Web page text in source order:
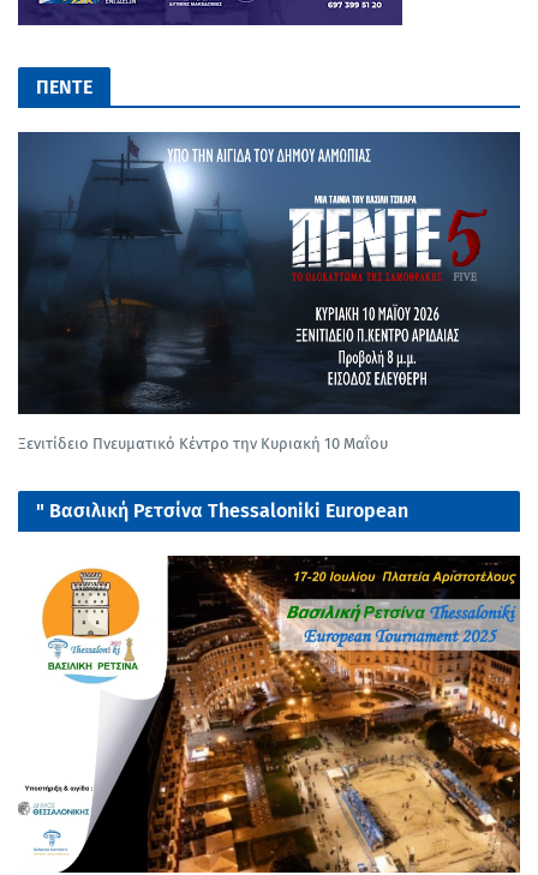
ΠΕΝΤΕ
Ξενιτίδειο Πνευματικό Κέντρο την Κυριακή 10 Μαΐου
" Βασιλική Ρετσίνα Thessaloniki European
tournament 2025"